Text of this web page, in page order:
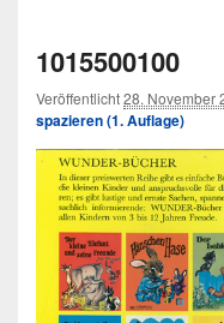
1015500100
Veröffentlicht28. November
spazieren (1. Auflage)